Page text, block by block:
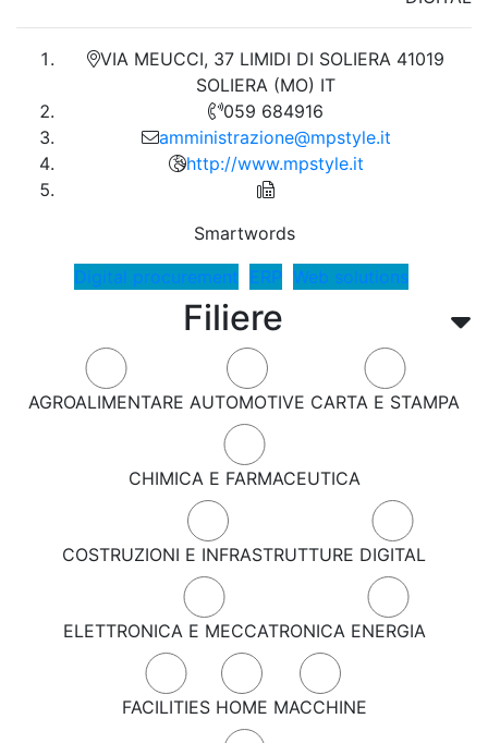
Filiere
AGROALIMENTARE AUTOMOTIVE CARTA E STAMPA
CHIMICA E FARMACEUTICA
COSTRUZIONI E INFRASTRUTTURE DIGITAL
ELETTRONICA E MECCATRONICA ENERGIA
FACILITIES HOME MACCHINE
VIA MEUCCI, 37 LIMIDI DI SOLIERA 41019
SOLIERA (MO) IT
059 684916
amministrazione@mpstyle.it
http://www.mpstyle.it
Smartwords
Digital procurement ERP Web solutions